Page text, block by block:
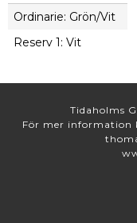
Ordinarie: Grön/Vit
Reserv 1: Vit
Tidaholms
För mer information